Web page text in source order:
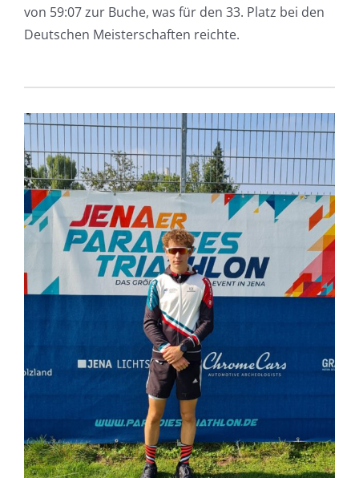
von 59:07 zur Buche, was für den 33. Platz bei den
Deutschen Meisterschaften reichte.